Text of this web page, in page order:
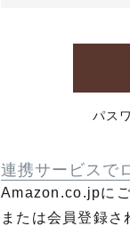
パス
連携サービスで
Amazon.co.jpに
または会員登録